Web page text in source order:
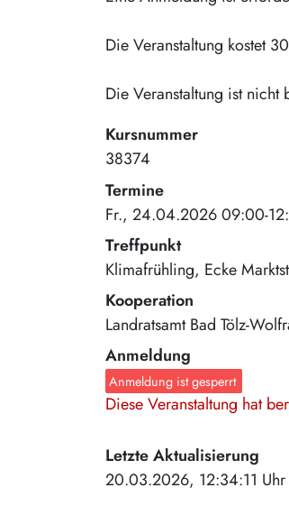
Die Veranstaltung kostet
Die Veranstaltung ist nicht
Kursnummer
38374
Termine
Fr., 24.04.2026 09:00-
Treffpunkt
Klimafrühling Ecke
Kooperation
Landratsamt Bad Tölz-
Anmeldung
Anmeldung ist gesperrt
Diese Veranstaltung hat
Letzte Aktualisierung
20.03.2026, 12:34:11 Uhr